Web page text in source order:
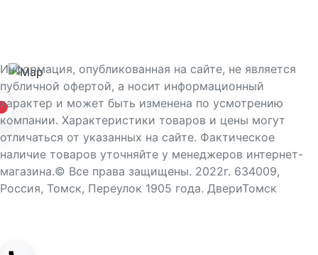
Информация, опубликованная на сайте, не является
публичной офертой, а носит информационный
характер и может быть изменена по усмотрению
компании. Характеристики товаров и цены могут
отличаться от указанных на сайте. Фактическое
наличие товаров уточняйте у менеджеров интернет-
магазина.© Все права защищены. 2022г. 634009,
Россия, Томск, Переулок 1905 года. ДвериТомск